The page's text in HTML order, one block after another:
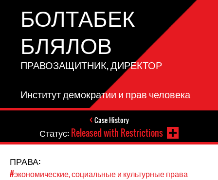
БОЛТАБЕК
БЛЯЛОВ
ПРАВОЗАЩИТНИК, ДИРЕКТОР
Институт демократии и прав человека
Case History
Статус:Released with Restrictions
ПРАВА:
#экономические, социальные и культурные права